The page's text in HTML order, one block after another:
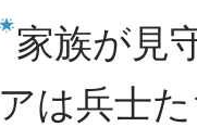
家族が見
アは兵士